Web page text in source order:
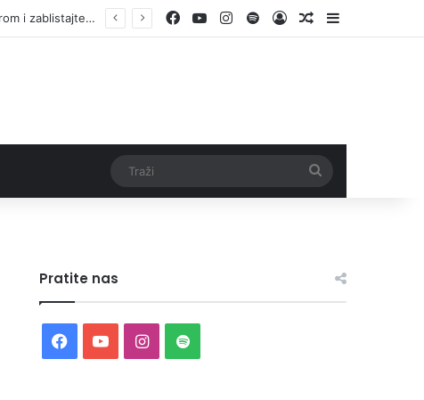
Facebook
YouTubeInstagram
SpotifyLog InRandom Article
Sidebar
Pratite nas
Facebook
YouTubeInstagram
Spotify